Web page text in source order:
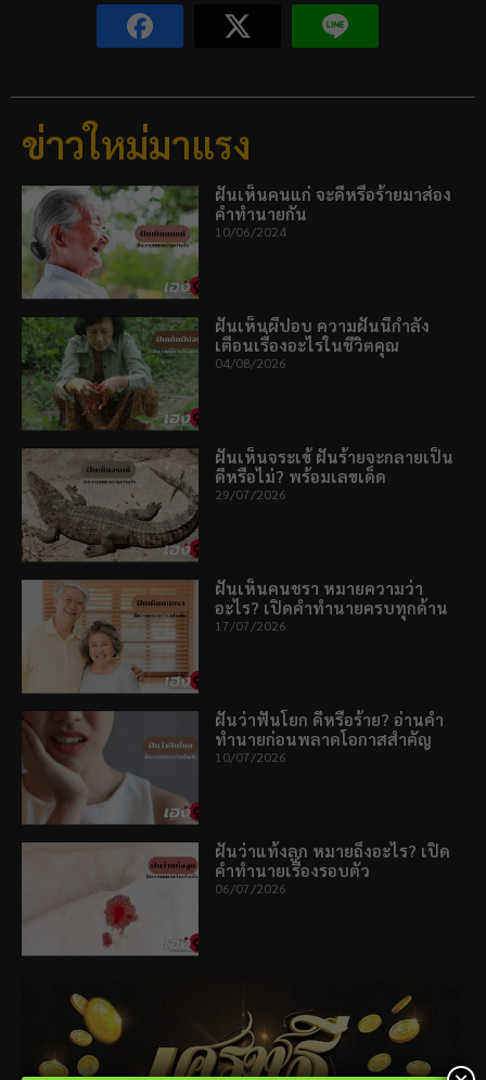
ข่าวใหม่มาแรง
ฝันเห็นคนแก่ จะดีหรือร้ายมาส่อง
คำทำนายกัน
10/06/2024
ฝันเห็นผีปอบ ความฝันนี้กำลัง
เตือนเรื่องอะไรในชีวิตคุณ
04/08/2026
ฝันเห็นจระเข้ ฝันร้ายจะกลายเป็น
ดีหรือไม่? พร้อมเลขเด็ด
29/07/2026
ฝันเห็นคนชรา หมายความว่า
อะไร? เปิดคำทำนายครบทุกด้าน
17/07/2026
ฝันว่าฟันโยก ดีหรือร้าย? อ่านคำ
ทำนายก่อนพลาดโอกาสสำคัญ
10/07/2026
ฝันว่าแท้งลูก หมายถึงอะไร? เปิด
คำทำนายเรื่องรอบตัว
06/07/2026